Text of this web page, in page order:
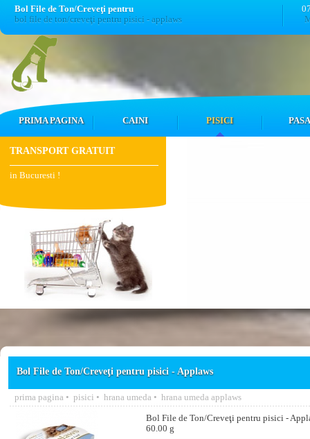
Bol File de Ton/Creveţi pentru
bol file de ton/creveţi pentru pisici - applaws
PRIMA PAGINA CAINI PISICI
TRANSPORT GRATUIT
in Bucuresti !
Bol File de Ton/Creveţi pentru pisici - Applaws
prima pagina • pisici • hrana umeda • hrana umeda applaws
Bol File de Ton/Creveţi pentru pisici -
60.00 g